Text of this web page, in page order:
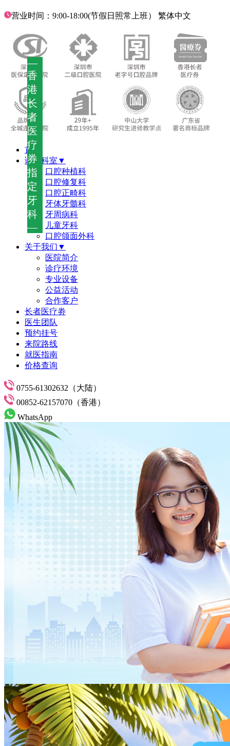
—
香
港
长
者
医
疗
券
指
定
牙
科
—
营业时间：9:00-18:00(节假日照常上班） 繁体中文
首页
诊疗科室▼
口腔种植科
口腔修复科
口腔正畸科
牙体牙髓科
牙周病科
儿童牙科
口腔颌面外科
关于我们▼
医院简介
诊疗环境
专业设备
公益活动
合作客户
长者医疗劵
医生团队
预约挂号
来院路线
就医指南
价格查询
0755-61302632（大陆）
00852-62157070（香港）
WhatsApp